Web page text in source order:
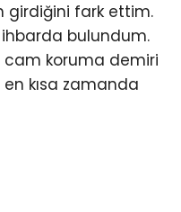
girdiğini fark ettim.
ihbarda bulundum.
cam koruma demiri
kısa zamanda